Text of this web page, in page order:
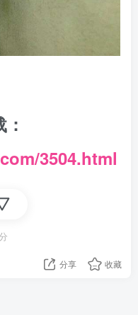
3504.html
分享 收藏